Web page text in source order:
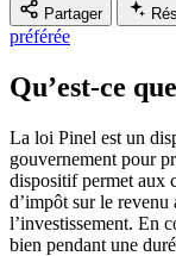
Partager
préférée
Qu’est-ce
La loi Pinel est un
gouvernement pour
dispositif permet aux
d’impôt sur le revenu
l’investissement. En
bien pendant une